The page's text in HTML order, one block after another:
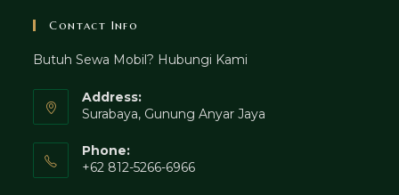
Contact Info
Butuh Sewa Mobil? Hubungi Kami
Address:
Surabaya, Gunung Anyar Jaya
Phone:
+62 812-5266-6966